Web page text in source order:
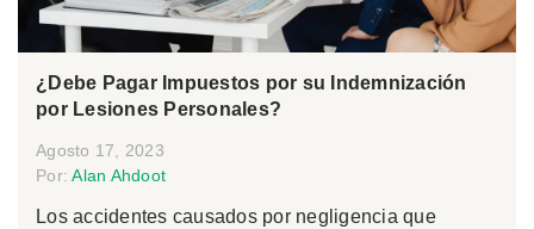
¿Debe Pagar Impuestos por su Indemnización
por Lesiones Personales?
Agosto 17, 2023
Por:Alan Ahdoot
Los accidentes causados por negligencia que